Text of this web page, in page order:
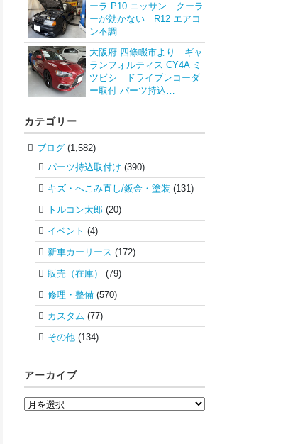
ーラ P10 ニッサン クーラ
ーが効かない R12 エアコ
ン不調
大阪府 四條畷市より ギャ
ランフォルティス CY4A ミ
ツビシ ドライブレコーダ
ー取付 パーツ持込…
カテゴリー
ブログ (1,582)
パーツ持込取付け (390)
キズ・へこみ直し/鈑金・塗装 (131)
トルコン太郎 (20)
イベント (4)
新車カーリース (172)
販売（在庫）
(79)
修理・整備 (570)
カスタム (77)
その他 (134)
アーカイブ